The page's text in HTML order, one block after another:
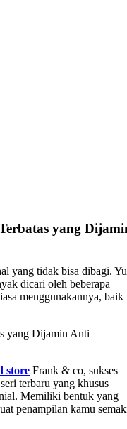
yang
yang tidak bisa dibagi.
dicari oleh beberapa
menggunakannya, baik
store Frank & co, sukses
terbaru yang khusus
Memiliki bentuk yang
penampilan kamu